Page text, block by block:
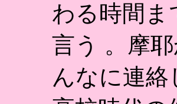
わる時間ま
言う 。摩
んなに連